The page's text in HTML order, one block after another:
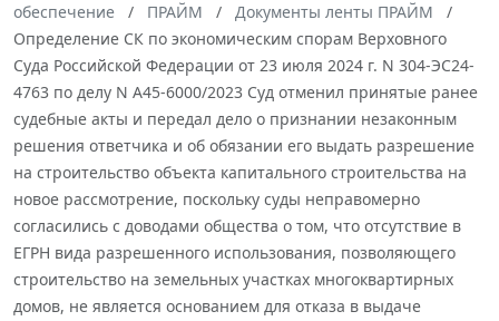
обеспечение
ПРАЙМ
Документы ленты ПРАЙМ
Определение СК по экономическим спорам Верховного
Суда Российской Федерации от 23 июля 2024 г. N 304-ЭС24-
4763 по делу N А45-6000/2023 Суд отменил принятые ранее
судебные акты и передал дело о признании незаконным
решения ответчика и об обязании его выдать разрешение
на строительство объекта капитального строительства на
новое рассмотрение, поскольку суды неправомерно
согласились с доводами общества о том, что отсутствие в
ЕГРН вида разрешенного использования, позволяющего
строительство на земельных участках многоквартирных
домов, не является основанием для отказа в выдаче